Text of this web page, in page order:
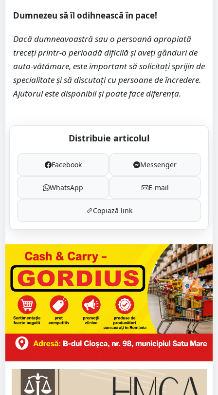
Dumnezeu să îl odihnească în pace!
Dacă dumneavoastră sau o persoană apropiată
treceți printr-o perioadă dificilă și aveți gânduri de
auto-vătămare, este important să solicitați sprijin de
specialitate și să discutați cu persoane de încredere.
Ajutorul este disponibil și poate face diferența.
Distribuie articolul
Facebook Messenger
WhatsApp E-mail
Copiază link